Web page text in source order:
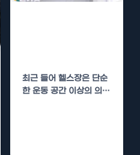
최근 들어 헬스장은 단순
한 운동 공간 이상의 의미